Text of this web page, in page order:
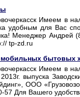
Имеем в
удобным для Вас
Менеджер Андрей
tp-zd.ru
бытовых
Имеем в
2013г. выпуска
ООО
Для Вашего